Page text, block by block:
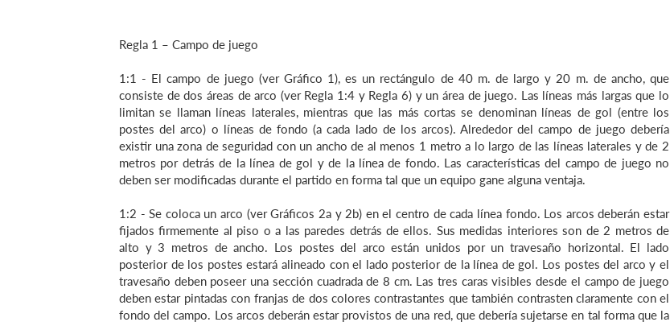
Regla 1 – Campo de juego
1:1 - El campo de juego (ver Gráfico 1), es un rectángulo de 40 m. de largo y 20 m. de ancho, que
consiste de dos áreas de arco (ver Regla 1:4 y Regla 6) y un área de juego. Las líneas más largas que lo
limitan se llaman líneas laterales, mientras que las más cortas se denominan líneas de gol (entre los
postes del arco) o líneas de fondo (a cada lado de los arcos). Alrededor del campo de juego debería
existir una zona de seguridad con un ancho de al menos 1 metro a lo largo de las líneas laterales y de 2
metros por detrás de la línea de gol y de la línea de fondo. Las características del campo de juego no
deben ser modificadas durante el partido en forma tal que un equipo gane alguna ventaja.
1:2 - Se coloca un arco (ver Gráficos 2a y 2b) en el centro de cada línea fondo. Los arcos deberán estar
fijados firmemente al piso o a las paredes detrás de ellos. Sus medidas interiores son de 2 metros de
alto y 3 metros de ancho. Los postes del arco están unidos por un travesaño horizontal. El lado
posterior de los postes estará alineado con el lado posterior de la línea de gol. Los postes del arco y el
travesaño deben poseer una sección cuadrada de 8 cm. Las tres caras visibles desde el campo de juego
deben estar pintadas con franjas de dos colores contrastantes que también contrasten claramente con el
fondo del campo. Los arcos deberán estar provistos de una red, que debería sujetarse en tal forma que la